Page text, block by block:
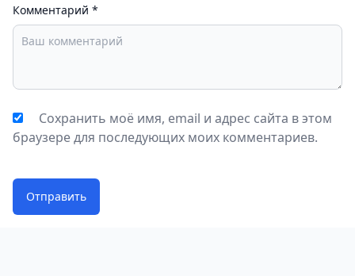
Комментарий *
Сохранить моё имя, email и адрес сайта в этом
браузере для последующих моих комментариев.
Отправить